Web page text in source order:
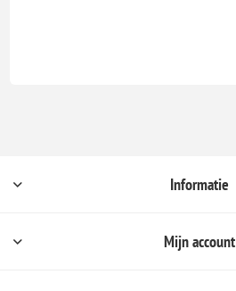
Informatie
Mijn account